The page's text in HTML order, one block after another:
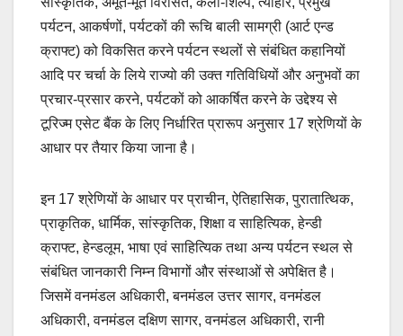
पर्यटन, आकर्षणों, पर्यटकों की रूचि बाली सामग्री (आर्ट एन्ड
क्राफ्ट) को विकसित करने पर्यटन स्थलों से संबंधित कहानियों
आदि पर चर्चा के लिये राज्यो की उक्त गतिविधियों और अनुभवों का
प्रचार-प्रसार करने, पर्यटकों को आकर्षित करने के उद्देश्य से
टूरिज्म एसेट बैंक के लिए निर्धारित प्रारूप अनुसार 17 श्रेणियों के
आधार पर तैयार किया जाना है।
इन 17 श्रेणियों के आधार पर प्राचीन, ऐतिहासिक, पुरातात्थिक,
प्राकृतिक, धार्मिक, सांस्कृतिक, शिक्षा व साहित्यिक, हेन्डी
क्राफ्ट, हेन्डलूम, भाषा एवं साहित्यिक तथा अन्य पर्यटन स्थल से
संबंधित जानकारी निम्न विभागों और संस्थाओं से अपेक्षित है।
जिसमें वनमंडल अधिकारी, बनमंडल उत्तर सागर, वनमंडल
अधिकारी, वनमंडल दक्षिण सागर, वनमंडल अधिकारी, रानी